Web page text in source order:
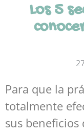
Los 5
Para que la
totalmente
sus beneficios